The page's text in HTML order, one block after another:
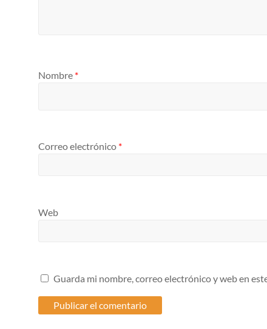
Nombre *
Correo electrónico *
Web
Guarda mi nombre, correo electrónico y web en